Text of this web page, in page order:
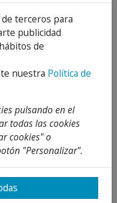
terceros para
publicidad
de
nuestra Política de
pulsando en el
todas las cookies
cookies" o
"Personalizar".